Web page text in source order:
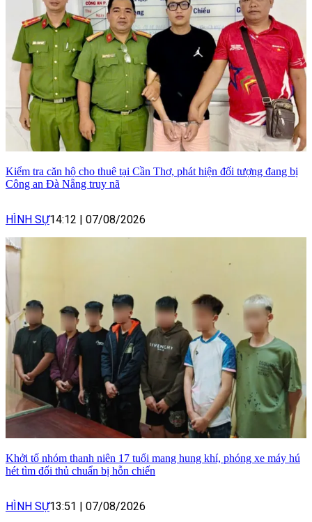
Kiểm tra căn hộ cho thuê tại Cần Thơ, phát hiện đối tượng đang bị
Công an Đà Nẵng truy nã
HÌNH SỰ14:12 | 07/08/2026
Khởi tố nhóm thanh niên 17 tuổi mang hung khí, phóng xe máy hú
hét tìm đối thủ chuẩn bị hỗn chiến
HÌNH SỰ13:51 | 07/08/2026